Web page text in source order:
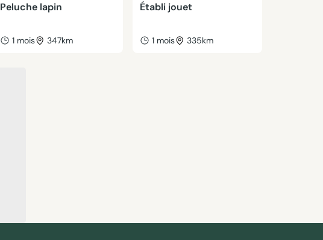
Peluche lapin
1 mois 347km
Établi jouet
1 mois 335km